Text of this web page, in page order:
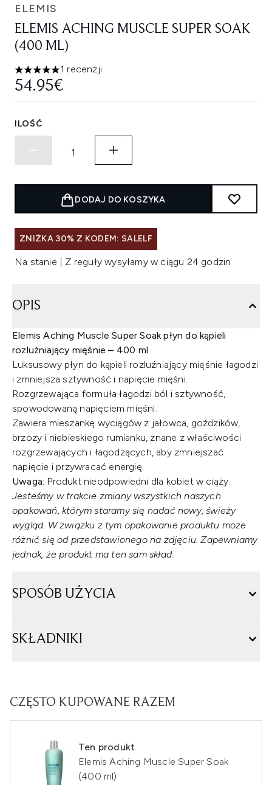
ELEMIS
ELEMIS ACHING MUSCLE SUPER SOAK
(400 ML)
5 gwiazdek na maksymalnie 5
1 recenzji
54.95€
ILOŚĆ
DODAJ DO KOSZYKA
ZNIŻKA 30% Z KODEM: SALELF
Na stanie | Z reguły wysyłamy w ciągu 24 godzin
OPIS
Elemis Aching Muscle Super Soak płyn do kąpieli
rozluźniający mięśnie – 400 ml
Luksusowy płyn do kąpieli rozluźniający mięśnie łagodzi
i zmniejsza sztywność i napięcie mięśni.
Rozgrzewająca formuła łagodzi ból i sztywność,
spowodowaną napięciem mięśni.
Zawiera mieszankę wyciągów z jałowca, goździków,
brzozy i niebieskiego rumianku, znane z właściwości
rozgrzewających i łagodzących, aby zmniejszać
napięcie i przywracać energię.
Uwaga: Produkt nieodpowiedni dla kobiet w ciąży.
Jesteśmy w trakcie zmiany wszystkich naszych
opakowań, którym staramy się nadać nowy, świeży
wygląd. W związku z tym opakowanie produktu może
różnić się od przedstawionego na zdjęciu. Zapewniamy
jednak, że produkt ma ten sam skład.
SPOSÓB UŻYCIA
SKŁADNIKI
CZĘSTO KUPOWANE RAZEM
Ten produkt
Elemis Aching Muscle Super Soak
(400 ml)